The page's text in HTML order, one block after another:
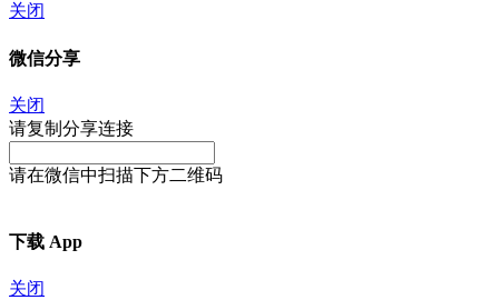
关闭
微信分享
关闭
请复制分享连接
请在微信中扫描下方二维码
下载 App
关闭